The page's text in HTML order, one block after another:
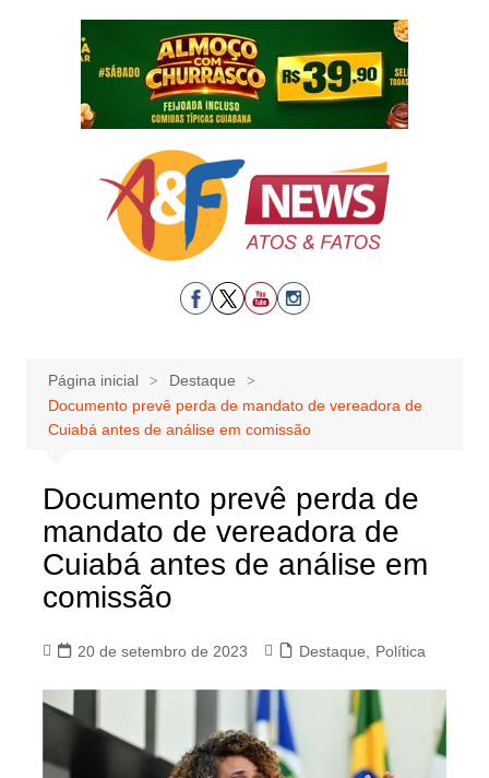
Página inicial
Destaque
Documento prevê perda de mandato de vereadora de
Cuiabá antes de análise em comissão
Documento prevê perda de
mandato de vereadora de
Cuiabá antes de análise em
comissão
20 de setembro de 2023 Destaque Política